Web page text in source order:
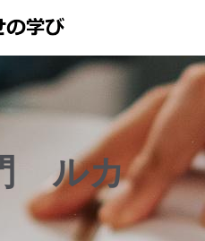
ルカ